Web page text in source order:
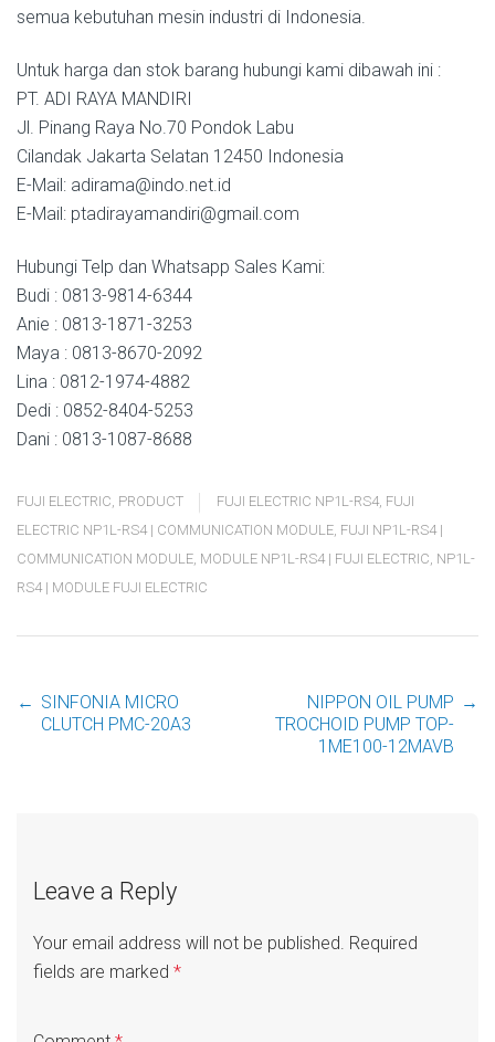
semua kebutuhan mesin industri di Indonesia.
Untuk harga dan stok barang hubungi kami dibawah ini :
PT. ADI RAYA MANDIRI
Jl. Pinang Raya No.70 Pondok Labu
Cilandak Jakarta Selatan 12450 Indonesia
E-Mail: adirama@indo.net.id
E-Mail: ptadirayamandiri@gmail.com
Hubungi Telp dan Whatsapp Sales Kami:
Budi : 0813-9814-6344
Anie : 0813-1871-3253
Maya : 0813-8670-2092
Lina : 0812-1974-4882
Dedi : 0852-8404-5253
Dani : 0813-1087-8688
FUJI ELECTRIC, PRODUCT FUJI ELECTRIC NP1L-RS4, FUJI
ELECTRIC NP1L-RS4 | COMMUNICATION MODULE, FUJI NP1L-RS4 |
COMMUNICATION MODULE, MODULE NP1L-RS4 | FUJI ELECTRIC, NP1L-
RS4 | MODULE FUJI ELECTRIC
Post
← SINFONIA MICRO
CLUTCH PMC-20A3
NIPPON OIL PUMP
TROCHOID PUMP TOP-
1ME100-12MAVB
→
Leave a Reply
Your email address will not be published. Required
fields are marked *